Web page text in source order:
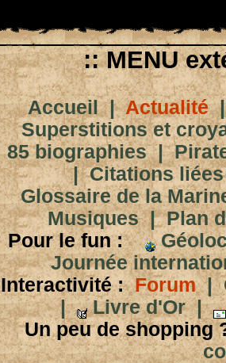
:: MENU
Accueil|Actualité
Superstitions et
85 biographies|
|Citations
Glossaire de la
Musiques|Plan
Pour le fun :
Journée
Interactivité : Forum|
|
Livre d'Or|
Un peu de shopping